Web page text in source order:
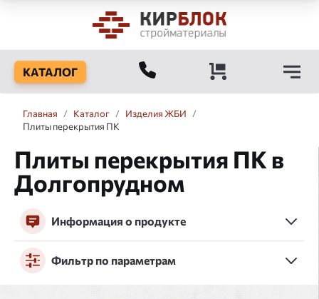
КАТАЛОГ
Главная / Каталог / Изделия ЖБИ
/
Плиты перекрытия ПК
Плиты перекрытия ПК в
Долгопрудном
Информация о продукте
Фильтр по параметрам